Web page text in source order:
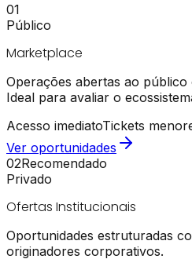
01
Público
Marketplace
Operações abertas ao
Ideal para avaliar o
Acesso imediatoTickets
Ver oportunidades
02Recomendado
Privado
Ofertas Institucionais
Oportunidades estruturadas
originadores corporativos.